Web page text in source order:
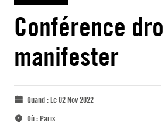
Conférence
manifester
Quand :Le 02 Nov 2022
Où :Paris